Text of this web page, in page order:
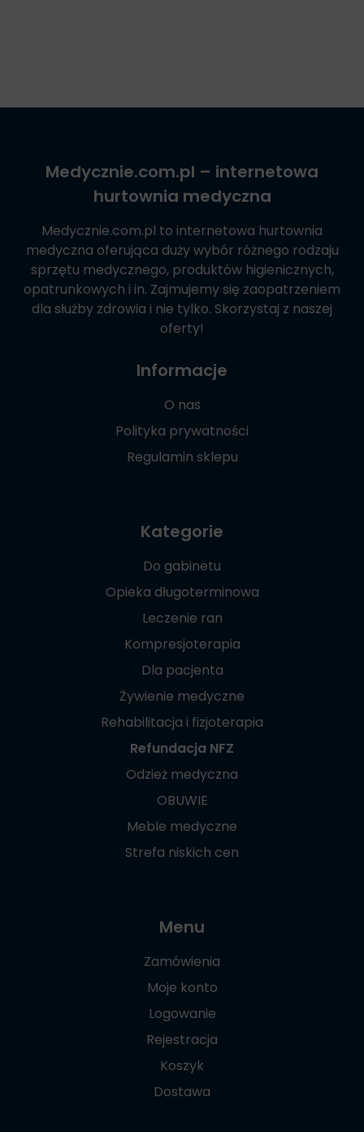
Medycznie.com.pl – internetowa
hurtownia medyczna
Medycznie.com.pl to internetowa hurtownia
medyczna oferująca duży wybór różnego rodzaju
sprzętu medycznego, produktów higienicznych,
opatrunkowych i in. Zajmujemy się zaopatrzeniem
dla służby zdrowia i nie tylko. Skorzystaj z naszej
oferty!
Informacje
O nas
Polityka prywatności
Regulamin sklepu
Kategorie
Do gabinetu
Opieka długoterminowa
Leczenie ran
Kompresjoterapia
Dla pacjenta
Żywienie medyczne
Rehabilitacja i fizjoterapia
Refundacja NFZ
Odzież medyczna
OBUWIE
Meble medyczne
Strefa niskich cen
Menu
Zamówienia
Moje konto
Logowanie
Rejestracja
Koszyk
Dostawa